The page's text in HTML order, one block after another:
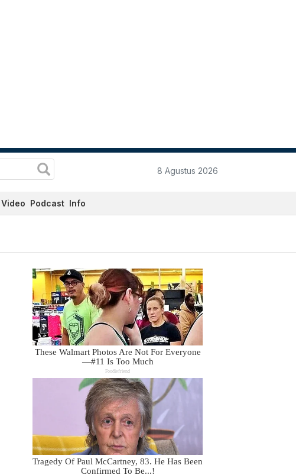
8 Agustus 2026
Video Podcast Info